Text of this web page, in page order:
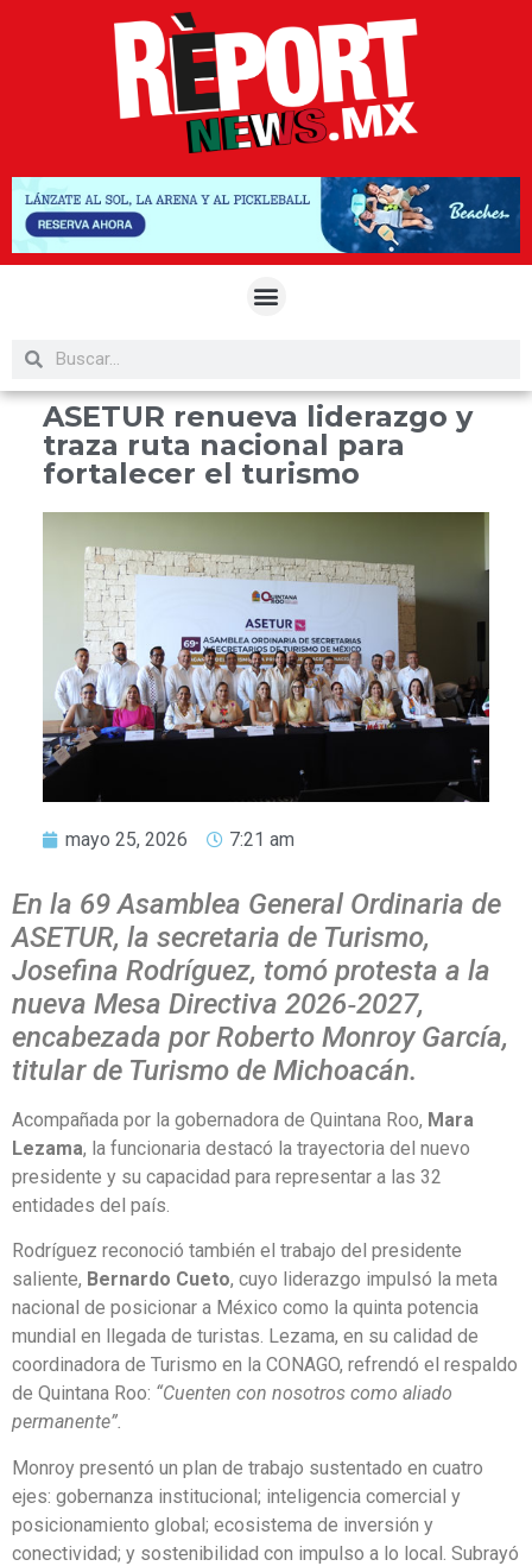
ASETUR renueva liderazgo y
traza ruta nacional para
fortalecer el turismo
mayo 25, 2026 7:21 am
En la 69 Asamblea General Ordinaria de
ASETUR, la secretaria de Turismo,
Josefina Rodríguez, tomó protesta a la
nueva Mesa Directiva 2026‑2027,
encabezada por Roberto Monroy García,
titular de Turismo de Michoacán.
Acompañada por la gobernadora de Quintana Roo, Mara
Lezama, la funcionaria destacó la trayectoria del nuevo
presidente y su capacidad para representar a las 32
entidades del país.
Rodríguez reconoció también el trabajo del presidente
saliente, Bernardo Cueto, cuyo liderazgo impulsó la meta
nacional de posicionar a México como la quinta potencia
mundial en llegada de turistas. Lezama, en su calidad de
coordinadora de Turismo en la CONAGO, refrendó el respaldo
de Quintana Roo: “Cuenten con nosotros como aliado
permanente”.
Monroy presentó un plan de trabajo sustentado en cuatro
ejes: gobernanza institucional; inteligencia comercial y
posicionamiento global; ecosistema de inversión y
conectividad; y sostenibilidad con impulso a lo local. Subrayó